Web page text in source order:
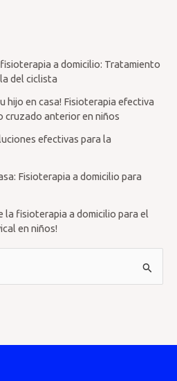
a domicilio: Tratamiento
del ciclista
hijo en casa! Fisioterapia efectiva
cruzado anterior en niños
efectivas para la
Fisioterapia a domicilio para
la fisioterapia a domicilio para el
en niños!